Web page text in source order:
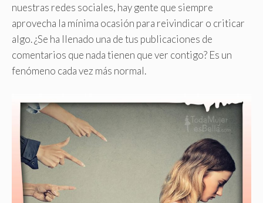
nuestras redes sociales, hay gente que siempre
aprovecha la mínima ocasión para reivindicar o criticar
algo. ¿Se ha llenado una de tus publicaciones de
comentarios que nada tienen que ver contigo? Es un
fenómeno cada vez más normal.